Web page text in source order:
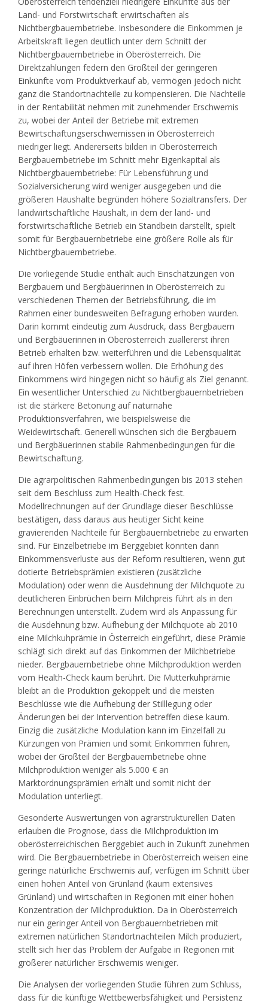
Land- und Forstwirtschaft erwirtschaften als
Nichtbergbauernbetriebe. Insbesondere die Einkommen je
Arbeitskraft liegen deutlich unter dem Schnitt der
Nichtbergbauernbetriebe in Oberösterreich. Die
Direktzahlungen federn den Großteil der geringeren
Einkünfte vom Produktverkauf ab, vermögen jedoch nicht
ganz die Standortnachteile zu kompensieren. Die Nachteile
in der Rentabilität nehmen mit zunehmender Erschwernis
zu, wobei der Anteil der Betriebe mit extremen
Bewirtschaftungserschwernissen in Oberösterreich
niedriger liegt. Andererseits bilden in Oberösterreich
Bergbauernbetriebe im Schnitt mehr Eigenkapital als
Nichtbergbauernbetriebe: Für Lebensführung und
Sozialversicherung wird weniger ausgegeben und die
größeren Haushalte begründen höhere Sozialtransfers. Der
landwirtschaftliche Haushalt, in dem der land- und
forstwirtschaftliche Betrieb ein Standbein darstellt, spielt
somit für Bergbauernbetriebe eine größere Rolle als für
Nichtbergbauernbetriebe.
Die vorliegende Studie enthält auch Einschätzungen von
Bergbauern und Bergbäuerinnen in Oberösterreich zu
verschiedenen Themen der Betriebsführung, die im
Rahmen einer bundesweiten Befragung erhoben wurden.
Darin kommt eindeutig zum Ausdruck, dass Bergbauern
und Bergbäuerinnen in Oberösterreich zuallererst ihren
Betrieb erhalten bzw. weiterführen und die Lebensqualität
auf ihren Höfen verbessern wollen. Die Erhöhung des
Einkommens wird hingegen nicht so häufig als Ziel genannt.
Ein wesentlicher Unterschied zu Nichtbergbauernbetrieben
ist die stärkere Betonung auf naturnahe
Produktionsverfahren, wie beispielsweise die
Weidewirtschaft. Generell wünschen sich die Bergbauern
und Bergbäuerinnen stabile Rahmenbedingungen für die
Bewirtschaftung.
Die agrarpolitischen Rahmenbedingungen bis 2013 stehen
seit dem Beschluss zum Health-Check fest.
Modellrechnungen auf der Grundlage dieser Beschlüsse
bestätigen, dass daraus aus heutiger Sicht keine
gravierenden Nachteile für Bergbauernbetriebe zu erwarten
sind. Für Einzelbetriebe im Berggebiet könnten dann
Einkommensverluste aus der Reform resultieren, wenn gut
dotierte Betriebsprämien existieren (zusätzliche
Modulation) oder wenn die Ausdehnung der Milchquote zu
deutlicheren Einbrüchen beim Milchpreis führt als in den
Berechnungen unterstellt. Zudem wird als Anpassung für
die Ausdehnung bzw. Aufhebung der Milchquote ab 2010
eine Milchkuhprämie in Österreich eingeführt, diese Prämie
schlägt sich direkt auf das Einkommen der Milchbetriebe
nieder. Bergbauernbetriebe ohne Milchproduktion werden
vom Health-Check kaum berührt. Die Mutterkuhprämie
bleibt an die Produktion gekoppelt und die meisten
Beschlüsse wie die Aufhebung der Stilllegung oder
Änderungen bei der Intervention betreffen diese kaum.
Einzig die zusätzliche Modulation kann im Einzelfall zu
Kürzungen von Prämien und somit Einkommen führen,
wobei der Großteil der Bergbauernbetriebe ohne
Milchproduktion weniger als 5.000 € an
Marktordnungsprämien erhält und somit nicht der
Modulation unterliegt.
Gesonderte Auswertungen von agrarstrukturellen Daten
erlauben die Prognose, dass die Milchproduktion im
oberösterreichischen Berggebiet auch in Zukunft zunehmen
wird. Die Bergbauernbetriebe in Oberösterreich weisen eine
geringe natürliche Erschwernis auf, verfügen im Schnitt über
einen hohen Anteil von Grünland (kaum extensives
Grünland) und wirtschaften in Regionen mit einer hohen
Konzentration der Milchproduktion. Da in Oberösterreich
nur ein geringer Anteil von Bergbauernbetrieben mit
extremen natürlichen Standortnachteilen Milch produziert,
stellt sich hier das Problem der Aufgabe in Regionen mit
größerer natürlicher Erschwernis weniger.
Die Analysen der vorliegenden Studie führen zum Schluss,
dass für die künftige Wettbewerbsfähigkeit und Persistenz